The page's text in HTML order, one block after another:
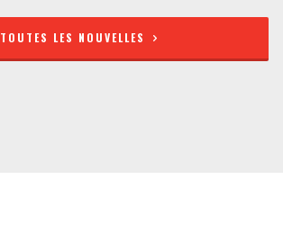
TOUTES LES NOUVELLES